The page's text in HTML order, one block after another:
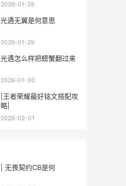
2026-01-28
光遇无翼是何意思
2026-01-29
光遇怎么样把螃蟹翻过来
2026-01-30
|王者荣耀最好铭文搭配攻
略|
2026-02-01
| 无畏契约CB是何